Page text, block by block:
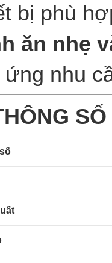
bị phù
ăn nhẹ
ứng nhu